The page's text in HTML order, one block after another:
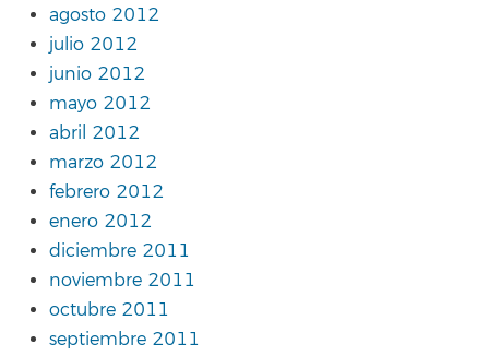
agosto 2012
julio 2012
junio 2012
mayo 2012
abril 2012
marzo 2012
febrero 2012
enero 2012
diciembre 2011
noviembre 2011
octubre 2011
septiembre 2011